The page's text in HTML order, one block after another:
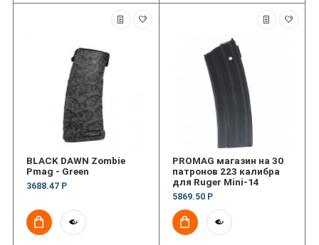
BLACK DAWN Zombie
Pmag - Green
3688.47 Р
PROMAG магазин на 30
патронов 223 калибра
для Ruger Mini-14
5869.50 Р